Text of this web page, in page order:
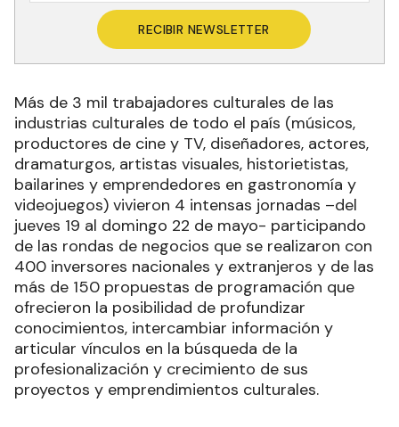
RECIBIR NEWSLETTER
Más de 3 mil trabajadores culturales de las
industrias culturales de todo el país (músicos,
productores de cine y TV, diseñadores, actores,
dramaturgos, artistas visuales, historietistas,
bailarines y emprendedores en gastronomía y
videojuegos) vivieron 4 intensas jornadas –del
jueves 19 al domingo 22 de mayo- participando
de las rondas de negocios que se realizaron con
400 inversores nacionales y extranjeros y de las
más de 150 propuestas de programación que
ofrecieron la posibilidad de profundizar
conocimientos, intercambiar información y
articular vínculos en la búsqueda de la
profesionalización y crecimiento de sus
proyectos y emprendimientos culturales.